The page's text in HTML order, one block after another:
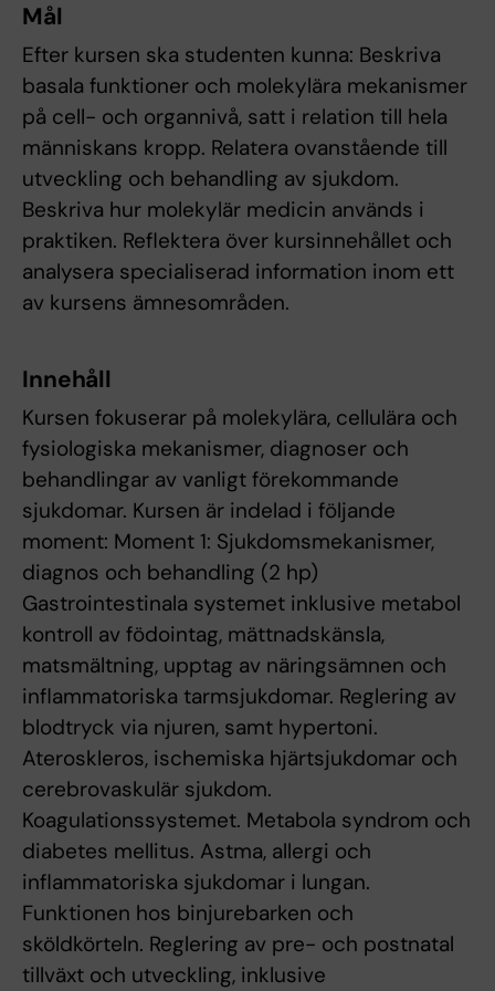
Mål
Efter kursen ska studenten kunna: Beskriva
basala funktioner och molekylära mekanismer
på cell- och organnivå, satt i relation till hela
människans kropp. Relatera ovanstående till
utveckling och behandling av sjukdom.
Beskriva hur molekylär medicin används i
praktiken. Reflektera över kursinnehållet och
analysera specialiserad information inom ett
av kursens ämnesområden.
Innehåll
Kursen fokuserar på molekylära, cellulära och
fysiologiska mekanismer, diagnoser och
behandlingar av vanligt förekommande
sjukdomar. Kursen är indelad i följande
moment: Moment 1: Sjukdomsmekanismer,
diagnos och behandling (2 hp)
Gastrointestinala systemet inklusive metabol
kontroll av födointag, mättnadskänsla,
matsmältning, upptag av näringsämnen och
inflammatoriska tarmsjukdomar. Reglering av
blodtryck via njuren, samt hypertoni.
Ateroskleros, ischemiska hjärtsjukdomar och
cerebrovaskulär sjukdom.
Koagulationssystemet. Metabola syndrom och
diabetes mellitus. Astma, allergi och
inflammatoriska sjukdomar i lungan.
Funktionen hos binjurebarken och
sköldkörteln. Reglering av pre- och postnatal
tillväxt och utveckling, inklusive